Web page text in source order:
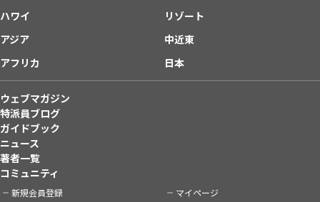
ハワイ
リゾート
アジア
中近東
アフリカ
日本
ウェブマガジン
特派員ブログ
ガイドブック
ニュース
著者一覧
コミュニティ
新規会員登録 マイページ